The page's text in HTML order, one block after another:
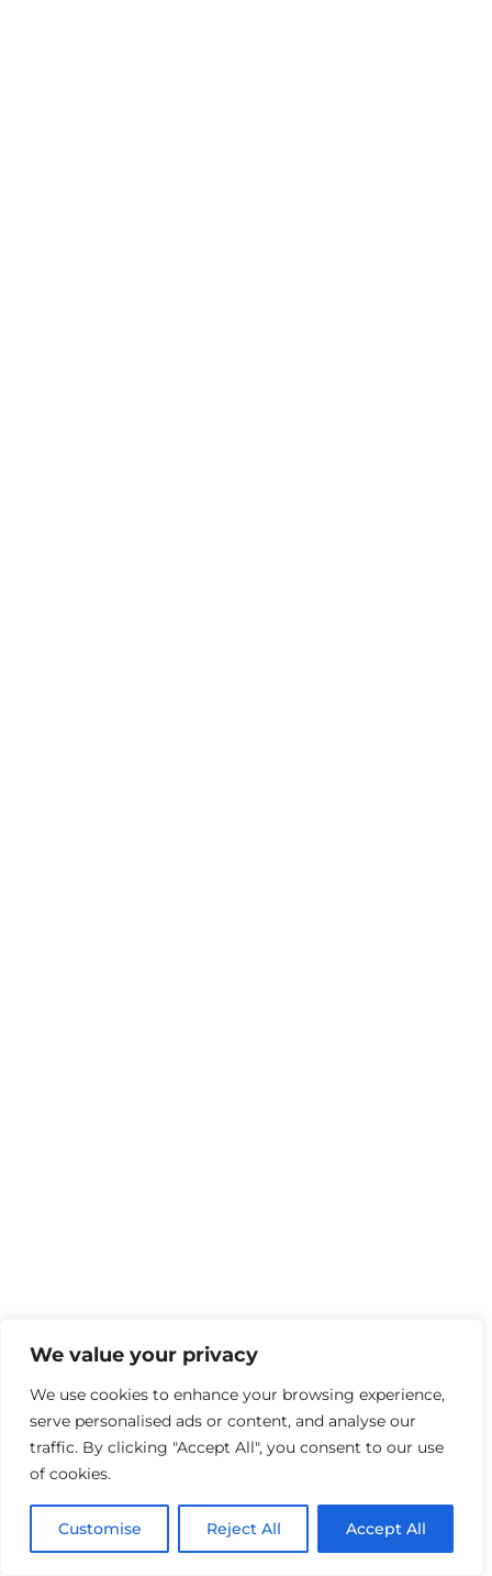
We value your privacy
We use cookies to enhance your browsing experience,
serve personalised ads or content, and analyse our
traffic. By clicking "Accept All", you consent to our use
of cookies.
Customise Reject All Accept All